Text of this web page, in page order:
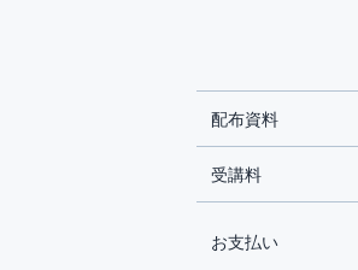
配布資料
受講料
お支払い